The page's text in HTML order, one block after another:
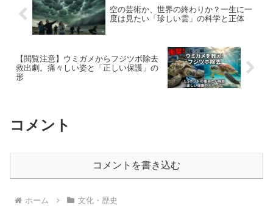
空の芸術か、世界の終わりか？一生に一
度は見たい「珍しい雲」の科学と正体
【閲覧注意】ウミガメからフジツボ除去
救出劇。痛々しい姿と「正しい保護」の
形
コメント
コメントを書き込む
ホーム 文化・歴史